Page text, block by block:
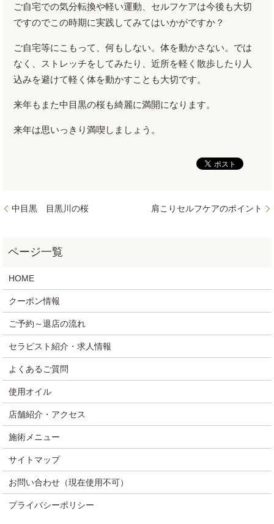
ご自宅での気分転換や軽い運動、セルフケアは今後も大切
ですのでこの時期に実践してみてはいかがですか？
ご自宅等にこもって、何もしない。体を動かさない。では
なく、ストレッチをしてみたり、近所を軽く散歩したり人
込みを避けて軽く体を動かすことも大切です。
来年もまた中目黒の桜も綺麗に満開になります。
来年は思いっきり満喫しましょう。
中目黒 目黒川の桜 肩こりセルフケアのポイント
HOME
クーポン情報
ご予約～退店の流れ
セラピスト紹介・求人情報
よくあるご質問
使用オイル
店舗紹介・アクセス
施術メニュー
サイトマップ
お問い合わせ（現在使用不可）
プライバシーポリシー